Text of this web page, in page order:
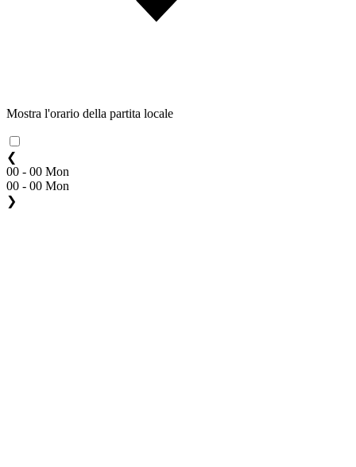
Mostra l'orario della partita locale
❮
00 - 00 Mon
00 - 00 Mon
❯